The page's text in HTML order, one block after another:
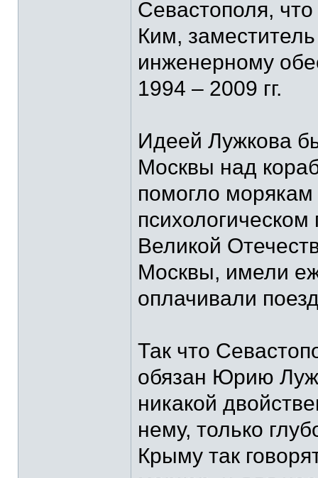
Севастополя,
Ким,
инженерному
1994 – 2009 гг.
Идеей Лужкова
Москвы над
помогло
Великой
Москвы, имели
оплачивали
Так что
обязан Юрию
никакой
нему, только
Крыму так